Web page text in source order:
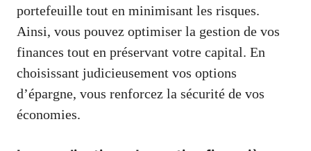
portefeuille tout en minimisant les risques.
Ainsi, vous pouvez optimiser la gestion de vos
finances tout en préservant votre capital. En
choisissant judicieusement vos options
d’épargne, vous renforcez la sécurité de vos
économies.